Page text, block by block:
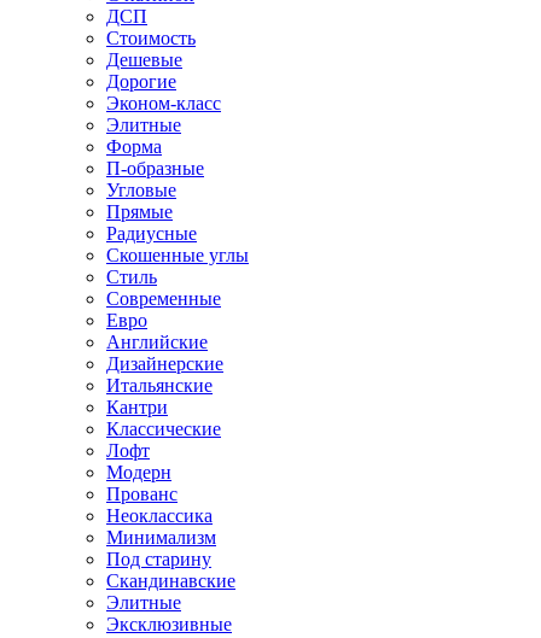
ДСП
Стоимость
Дешевые
Дорогие
Эконом-класс
Элитные
Форма
П-образные
Угловые
Прямые
Радиусные
Скошенные углы
Стиль
Современные
Евро
Английские
Дизайнерские
Итальянские
Кантри
Классические
Лофт
Модерн
Прованс
Неоклассика
Минимализм
Под старину
Скандинавские
Элитные
Эксклюзивные